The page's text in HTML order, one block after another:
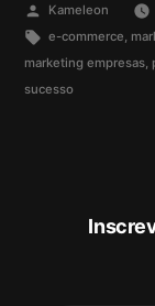
Kameleon
e-commerce
marketing empresas
sucesso